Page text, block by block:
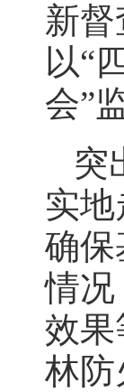
新
以“
会”
突
实
确保
情况
效果
林防